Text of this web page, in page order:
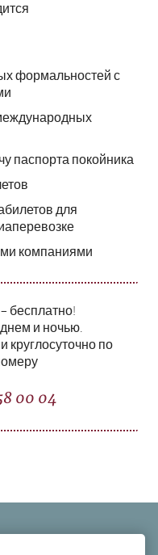
формальностей с
паспорта покойника
для
компаниями
бесплатно!
и ночью.
круглосуточно по
00 04